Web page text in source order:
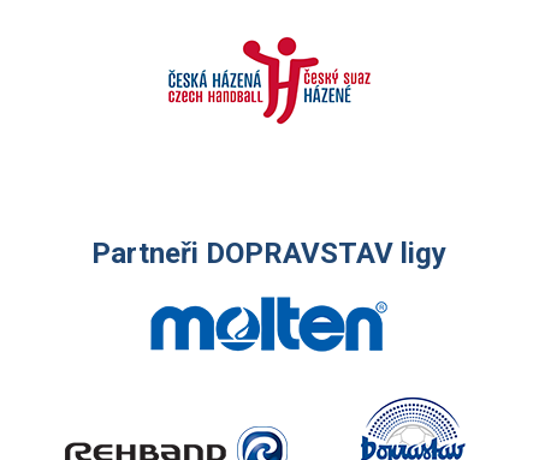
Partneři DOPRAVSTAV ligy